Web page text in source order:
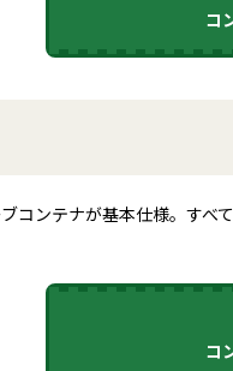
コ
コンテナが基本仕様。す
コ